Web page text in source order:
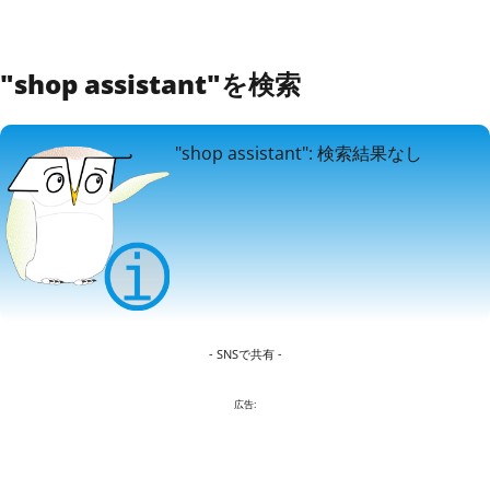
"shop assistant"を検索
"shop assistant": 検索結果なし
- SNSで共有 -
広告: